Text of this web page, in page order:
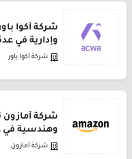
شركة أكوا
وإدارية في
شركة أكوا باور
شركة أمازون
وهندسية في
شركة أمازون